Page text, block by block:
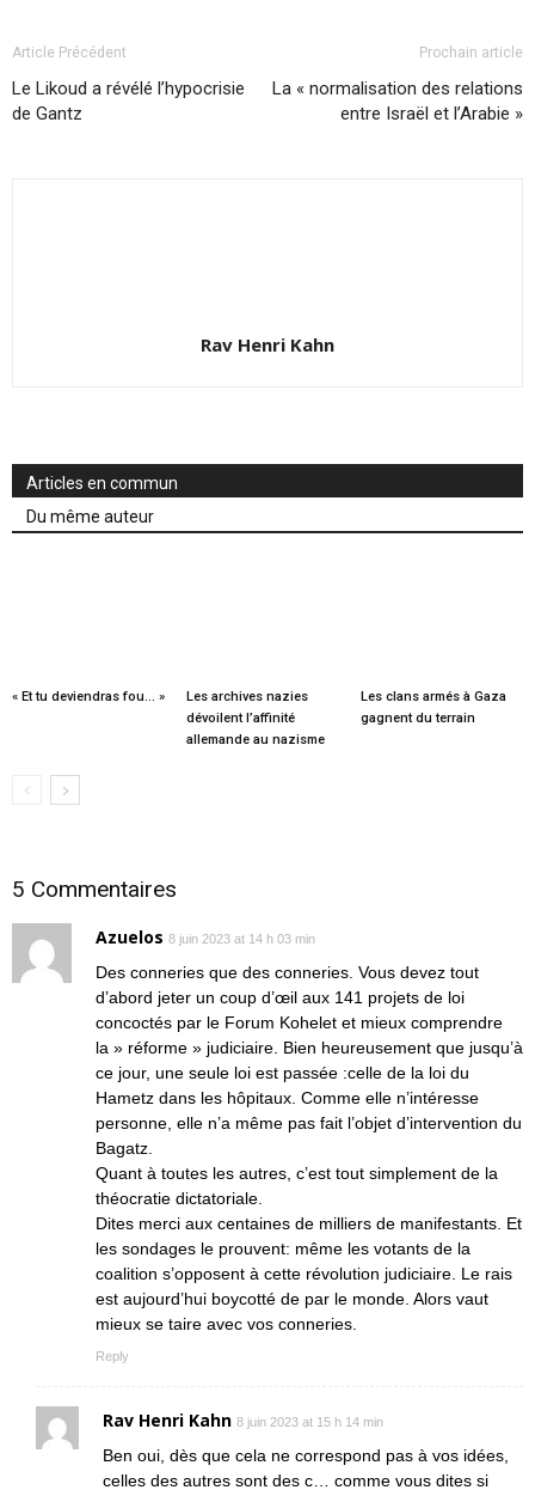
Article Précédent
Le Likoud a révélé l’hypocrisie
de Gantz
Prochain article
La « normalisation des relations
entre Israël et l’Arabie »
Rav Henri Kahn
Articles en commun
Du même auteur
« Et tu deviendras fou… »
Les archives nazies
dévoilent l’affinité
allemande au nazisme
Les clans armés à Gaza
gagnent du terrain
5 Commentaires
Azuelos 8 juin 2023 at 14 h 03 min
Des conneries que des conneries. Vous devez tout
d’abord jeter un coup d’œil aux 141 projets de loi
concoctés par le Forum Kohelet et mieux comprendre
la » réforme » judiciaire. Bien heureusement que jusqu’à
ce jour, une seule loi est passée :celle de la loi du
Hametz dans les hôpitaux. Comme elle n’intéresse
personne, elle n’a même pas fait l’objet d’intervention du
Bagatz.
Quant à toutes les autres, c’est tout simplement de la
théocratie dictatoriale.
Dites merci aux centaines de milliers de manifestants. Et
les sondages le prouvent: même les votants de la
coalition s’opposent à cette révolution judiciaire. Le rais
est aujourd’hui boycotté de par le monde. Alors vaut
mieux se taire avec vos conneries.
Reply
Rav Henri Kahn 8 juin 2023 at 15 h 14 min
Ben oui, dès que cela ne correspond pas à vos idées,
celles des autres sont des c… comme vous dites si